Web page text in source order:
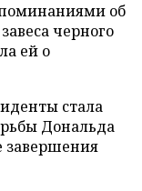
об
черного
ей о
стала
Дональда
завершения